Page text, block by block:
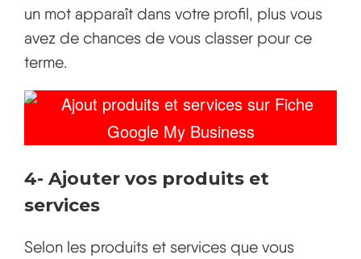
un mot apparaît dans votre profil, plus vous
avez de chances de vous classer pour ce
terme.
4- Ajouter vos produits et
services
Selon les produits et services que vous